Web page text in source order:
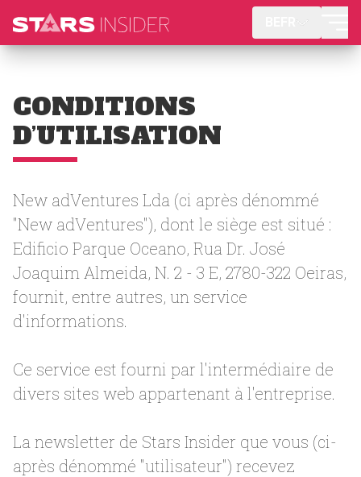
CONDITIONS
D’UTILISATION
New adVentures Lda (ci après dénommé
"New adVentures"), dont le siège est situé :
Edificio Parque Oceano, Rua Dr. José
Joaquim Almeida, N. 2 - 3 E, 2780-322 Oeiras,
fournit, entre autres, un service
d'informations.
Ce service est fourni par l'intermédiaire de
divers sites web appartenant à l'entreprise.
La newsletter de Stars Insider que vous (ci-
après dénommé "utilisateur") recevez